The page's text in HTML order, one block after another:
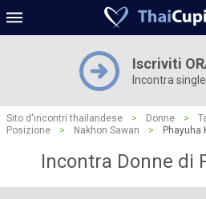
Iscriviti
Incontra
Sito d'incontri thailandese > Donne >
Posizione
> Nakhon Sawan > Phayuha
Incontra Donne di